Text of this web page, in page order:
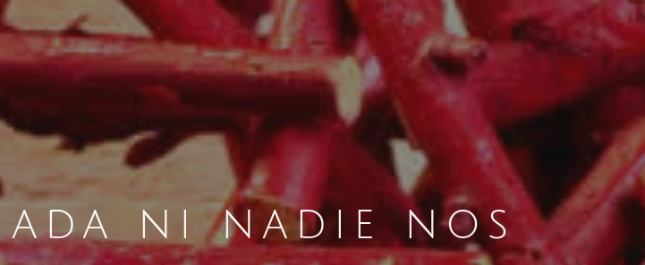
ni nadie nos